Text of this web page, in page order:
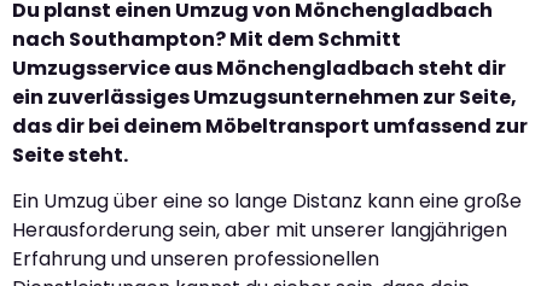
Du planst einen Umzug von Mönchengladbach
nach Southampton? Mit dem Schmitt
Umzugsservice aus Mönchengladbach steht dir
ein zuverlässiges Umzugsunternehmen zur Seite,
das dir bei deinem Möbeltransport umfassend zur
Seite steht.
Ein Umzug über eine so lange Distanz kann eine große
Herausforderung sein, aber mit unserer langjährigen
Erfahrung und unseren professionellen